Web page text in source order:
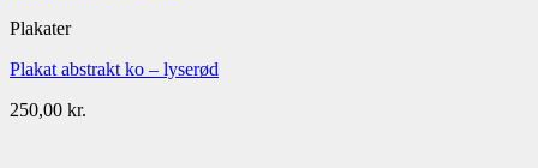
Plakater
Plakat abstrakt ko – lyserød
250,00 kr.